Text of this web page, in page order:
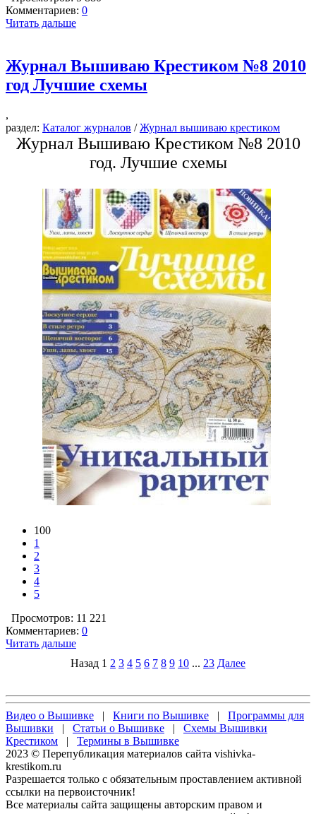
Комментариев: 0
Читать дальше
Журнал Вышиваю Крестиком №8 2010
год Лучшие схемы
,
раздел: Каталог журналов /Журнал вышиваю крестиком
Журнал Вышиваю Крестиком №8 2010
год. Лучшие схемы
100
1
2
3
4
5
Просмотров: 11 221
Комментариев: 0
Читать дальше
Назад 1 2 3 4 5 6 7 8 9 10 ... 23 Далее
Видео о Вышивке | Книги по Вышивке | Программы для
Вышивки | Статьи о Вышивке | Схемы Вышивки
Крестиком | Термины в Вышивке
2023 © Перепубликация материалов сайта vishivka-
krestikom.ru
Разрешается только с обязательным проставлением активной
ссылки на первоисточник!
Все материалы сайта защищены авторским правом и